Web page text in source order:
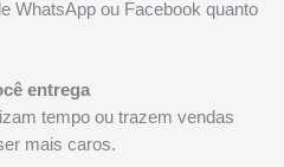
WhatsApp ou Facebook quanto
entrega
tempo ou trazem vendas
mais caros.